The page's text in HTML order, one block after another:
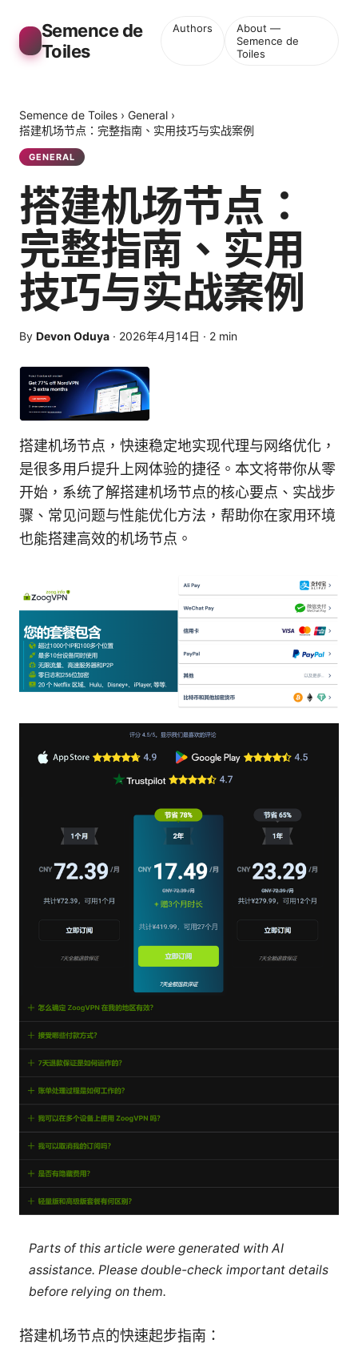
Semence de
Toiles
Authors
About —
Semence de
Toiles
Semence de Toiles › General ›
搭建机场节点：完整指南、实用技巧与实战案例
GENERAL
搭建机场节点：
完整指南、实用
技巧与实战案例
By Devon Oduya · 2026年4月14日 · 2 min
搭建机场节点，快速稳定地实现代理与网络优化，
是很多用户提升上网体验的捷径。本文将带你从零
开始，系统了解搭建机场节点的核心要点、实战步
骤、常见问题与性能优化方法，帮助你在家用环境
也能搭建高效的机场节点。
Parts of this article were generated with AI
assistance. Please double-check important details
before relying on them.
搭建机场节点的快速起步指南：